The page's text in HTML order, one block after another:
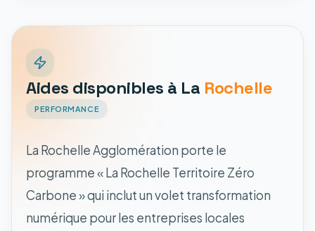
Aides disponibles à La Rochelle
PERFORMANCE
La Rochelle Agglomération porte le
programme « La Rochelle Territoire Zéro
Carbone » qui inclut un volet transformation
numérique pour les entreprises locales